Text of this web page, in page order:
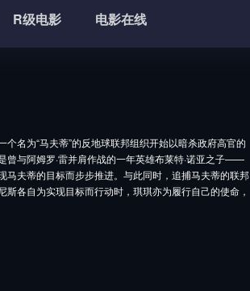
R级电影 电影在线
名为“马夫蒂”的反地球联邦组织开始以暗杀政府高官的
曾与阿姆罗·雷并肩作战的一年英雄布莱特·诺亚之子——
马夫蒂的目标而步步推进。与此同时，追捕马夫蒂的联邦
各自为实现目标而行动时，琪琪亦为履行自己的使命，